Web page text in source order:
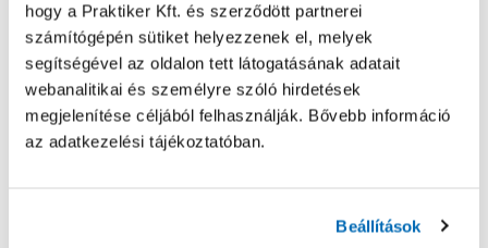
hogy a Praktiker Kft. és szerződött partnerei
számítógépén sütiket helyezzenek el, melyek
segítségével az oldalon tett látogatásának adatait
webanalitikai és személyre szóló hirdetések
megjelenítése céljából felhasználják. Bővebb információ
az adatkezelési tájékoztatóban.
Beállítások